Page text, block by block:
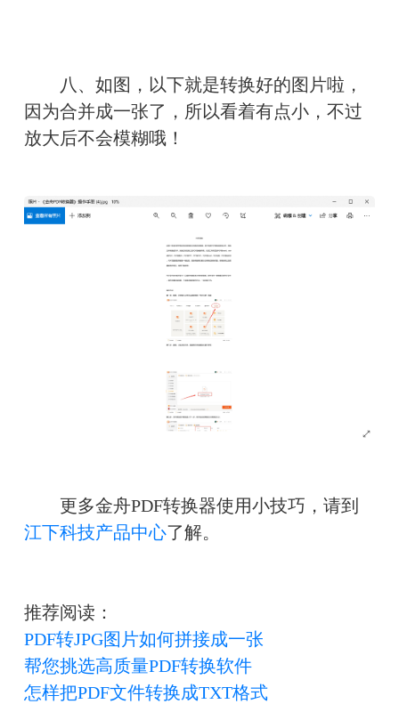
八、如图，以下就是转换好的图片啦，
因为合并成一张了，所以看着有点小，不过
放大后不会模糊哦！
更多金舟PDF转换器使用小技巧，请到
江下科技产品中心了解。
推荐阅读：
PDF转JPG图片如何拼接成一张
帮您挑选高质量PDF转换软件
怎样把PDF文件转换成TXT格式